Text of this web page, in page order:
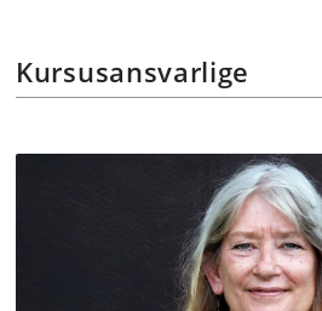
Kursusansvarlige